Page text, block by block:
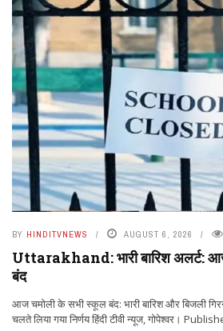
BY HINDITVNEWS AUGUST 6, 2026
Uttarakhand: भारी बारिश अलर्ट:
बंद
आज चमोली के सभी स्कूल बंद: भारी बारिश और बिजली
चलते लिया गया निर्णय हिंदी टीवी न्यूज, गोपेश्वर।